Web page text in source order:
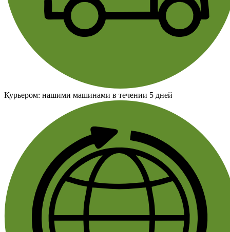
Курьером: нашими машинами в течении 5 дней